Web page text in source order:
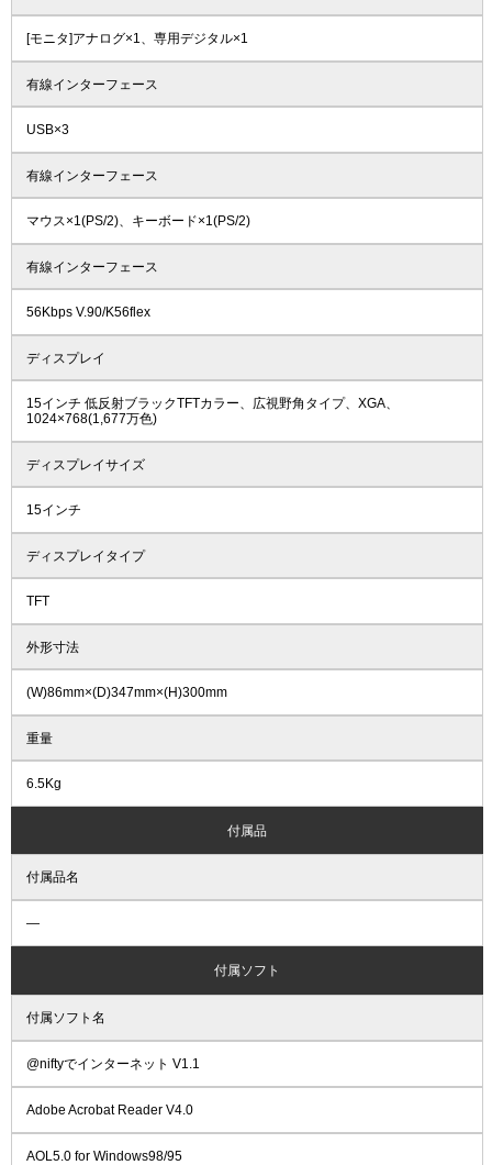
[モニタ]アナログ×1、専用デジタル×1
有線インターフェース
USB×3
有線インターフェース
マウス×1(PS/2)、キーボード×1(PS/2)
有線インターフェース
56Kbps V.90/K56flex
ディスプレイ
15インチ 低反射ブラックTFTカラー、広視野角タイプ、XGA、
1024×768(1,677万色)
ディスプレイサイズ
15インチ
ディスプレイタイプ
TFT
外形寸法
(W)86mm×(D)347mm×(H)300mm
重量
6.5Kg
付属品
付属品名
―
付属ソフト
付属ソフト名
@niftyでインターネット V1.1
Adobe Acrobat Reader V4.0
AOL5.0 for Windows98/95